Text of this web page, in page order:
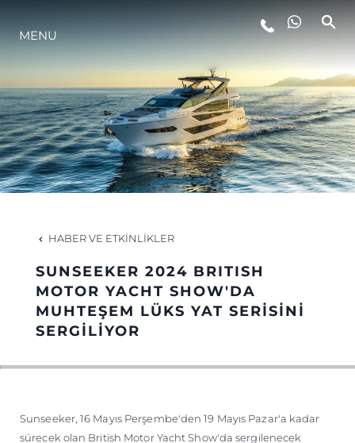
YAŞAM ŞEKLİ
YENILIK
ŞİRKET
MİRAS
TEKNENIZIN PIYASA DEĞERINI
ÖĞRENIN
MENU
HABER VE ETKINLIKLER
SUNSEEKER 2024 BRITISH
MOTOR YACHT SHOW'DA
MUHTEŞEM LÜKS YAT SERİSİNİ
SERGİLİYOR
Sunseeker, 16 Mayıs Perşembe'den 19 Mayıs Pazar'a kadar
sürecek olan British Motor Yacht Show'da sergilenecek